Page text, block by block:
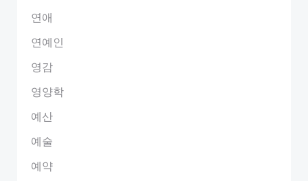
연애
연예인
영감
영양학
예산
예술
예약